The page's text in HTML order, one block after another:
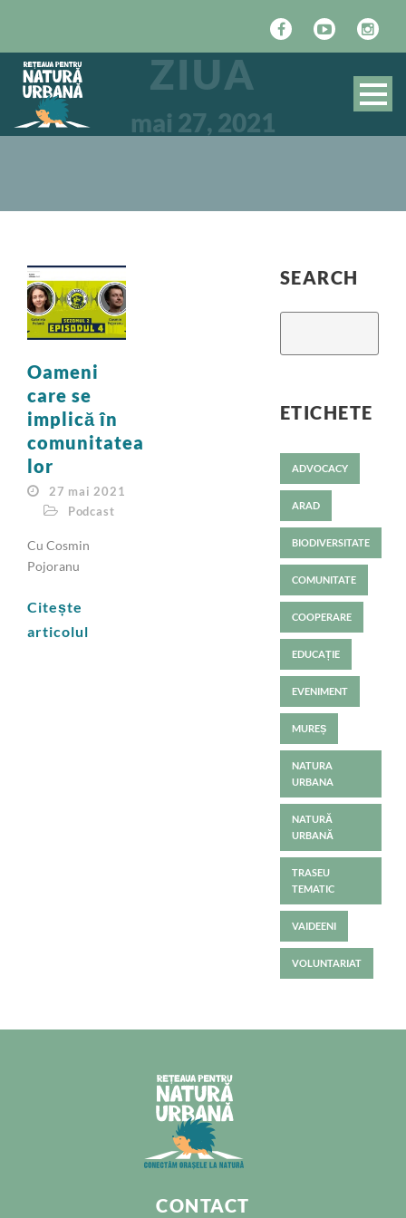
ZIUA
mai 27, 2021
Oameni
care se
implică în
comunitatea
lor
27 mai 2021
Podcast
Cu Cosmin
Pojoranu
Citește
articolul
SEARCH
ETICHETE
ADVOCACY
ARAD
BIODIVERSITATE
COMUNITATE
COOPERARE
EDUCAȚIE
EVENIMENT
MUREȘ
NATURA
URBANA
NATURĂ
URBANĂ
TRASEU
TEMATIC
VAIDEENI
VOLUNTARIAT
CONTACT